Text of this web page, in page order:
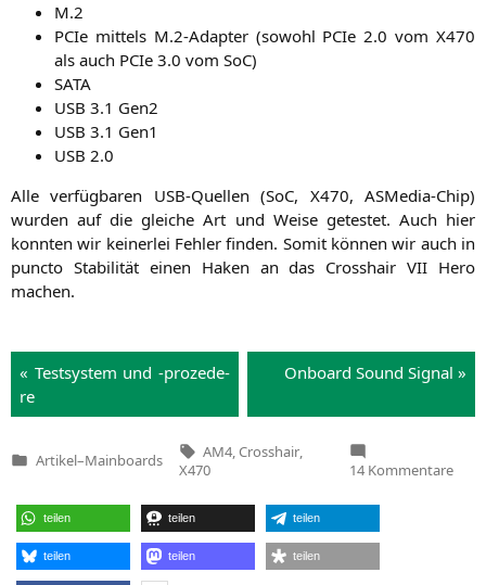
M.2
PCIe mit­tels M.2‑Adapter (sowohl PCIe 2.0 vom X470
als auch PCIe 3.0 vom SoC)
SATA
USB 3.1 Gen2
USB 3.1 Gen1
USB 2.0
Alle ver­füg­ba­ren USB-Quel­len (SoC, X470, ASMe­dia-Chip)
wur­den auf die glei­che Art und Wei­se getes­tet. Auch hier
konn­ten wir kei­ner­lei Feh­ler fin­den. Somit kön­nen wir auch in
punc­to Sta­bi­li­tät einen Haken an das Cross­hairVII Hero
machen.
« Test­sys­tem und ‑pro­ze­de­
re
Onboard Sound Signal »
Veröffentlicht
Artikel–Mainboards
Tags:
AM4,Crosshair,
X470
14 Kommentarezu
teilen teilen teilen
teilen teilen teilen